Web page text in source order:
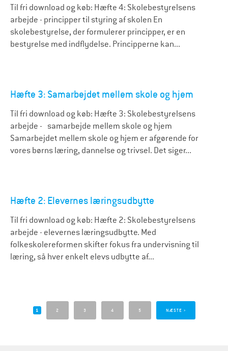
Til fri download og køb: Hæfte 4: Skolebestyrelsens
arbejde - principper til styring af skolen En
skolebestyrelse, der formulerer principper, er en
bestyrelse med indflydelse. Principperne kan...
Hæfte 3: Samarbejdet mellem skole og hjem
Til fri download og køb: Hæfte 3: Skolebestyrelsens
arbejde - samarbejde mellem skole og hjem
Samarbejdet mellem skole og hjem er afgørende for
vores børns læring, dannelse og trivsel. Det siger...
Hæfte 2: Elevernes læringsudbytte
Til fri download og køb: Hæfte 2: Skolebestyrelsens
arbejde - elevernes læringsudbytte. Med
folkeskolereformen skifter fokus fra undervisning til
læring, så hver enkelt elevs udbytte af...
1 2 3 4 5 NÆSTE ›